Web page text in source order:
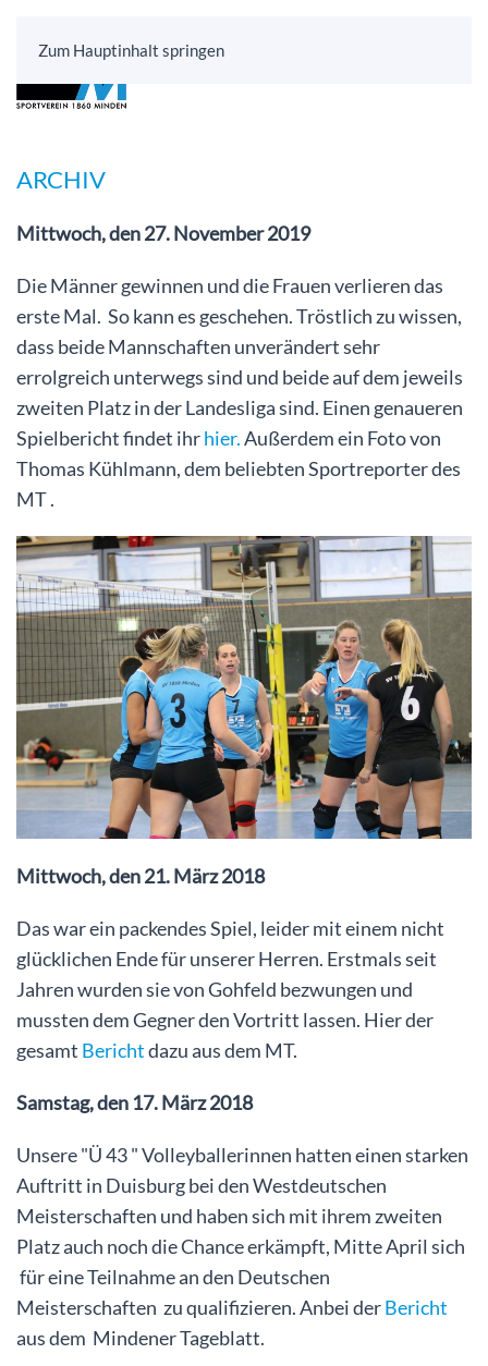
Zum Hauptinhalt springen
ARCHIV
Mittwoch, den 27. November 2019
Die Männer gewinnen und die Frauen verlieren das
erste Mal. So kann es geschehen. Tröstlich zu wissen,
dass beide Mannschaften unverändert sehr
errolgreich unterwegs sind und beide auf dem jeweils
zweiten Platz in der Landesliga sind. Einen genaueren
Spielbericht findet ihrhier.Außerdem ein Foto von
Thomas Kühlmann, dem beliebten Sportreporter des
MT .
Mittwoch, den 21. März 2018
Das war ein packendes Spiel, leider mit einem nicht
glücklichen Ende für unserer Herren. Erstmals seit
Jahren wurden sie von Gohfeld bezwungen und
mussten dem Gegner den Vortritt lassen. Hier der
gesamt Berichtdazu aus dem MT.
Samstag, den 17. März 2018
Unsere "Ü 43 " Volleyballerinnen hatten einen starken
Auftritt in Duisburg bei den Westdeutschen
Meisterschaften und haben sich mit ihrem zweiten
Platz auch noch die Chance erkämpft, Mitte April sich
für eine Teilnahme an den Deutschen
Meisterschaften zu qualifizieren. Anbei derBericht
aus dem Mindener Tageblatt.